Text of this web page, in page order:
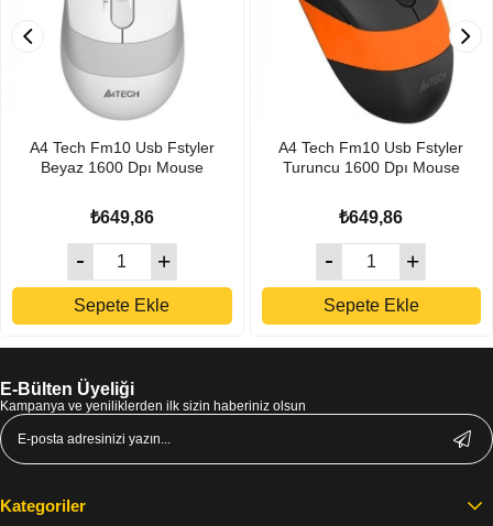
A4 Tech Fm10 Usb Fstyler
Beyaz 1600 Dpı Mouse
₺649,86
Sepete Ekle
A4 Tech Fm10 Usb Fstyler
Turuncu 1600 Dpı Mouse
₺649,86
Sepete Ekle
E-Bülten Üyeliği
Kampanya ve yeniliklerden ilk sizin haberiniz olsun
Kategoriler